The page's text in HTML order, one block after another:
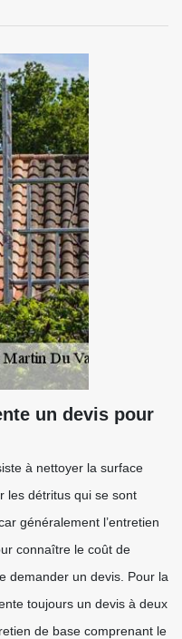
un devis pour
à nettoyer la surface
les détritus qui se sont
généralement l’entretien
connaître le coût de
demander un devis. Pour la
toujours un devis à deux
de base comprenant le